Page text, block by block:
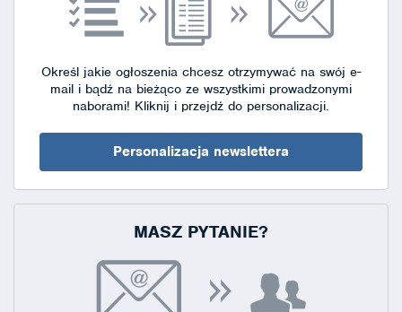
Określ jakie ogłoszenia chcesz otrzymywać na swój e-
mail i bądź na bieżąco ze wszystkimi prowadzonymi
naborami! Kliknij i przejdź do personalizacji.
Personalizacja newslettera
MASZ PYTANIE?